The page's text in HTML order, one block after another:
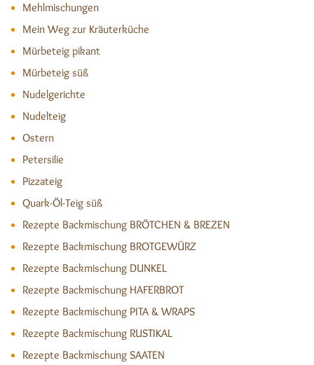
Mehlmischungen
Mein Weg zur Kräuterküche
Mürbeteig pikant
Mürbeteig süß
Nudelgerichte
Nudelteig
Ostern
Petersilie
Pizzateig
Quark-Öl-Teig süß
Rezepte Backmischung BRÖTCHEN & BREZEN
Rezepte Backmischung BROTGEWÜRZ
Rezepte Backmischung DUNKEL
Rezepte Backmischung HAFERBROT
Rezepte Backmischung PITA & WRAPS
Rezepte Backmischung RUSTIKAL
Rezepte Backmischung SAATEN